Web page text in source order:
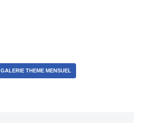
GALERIE THEME MENSUEL